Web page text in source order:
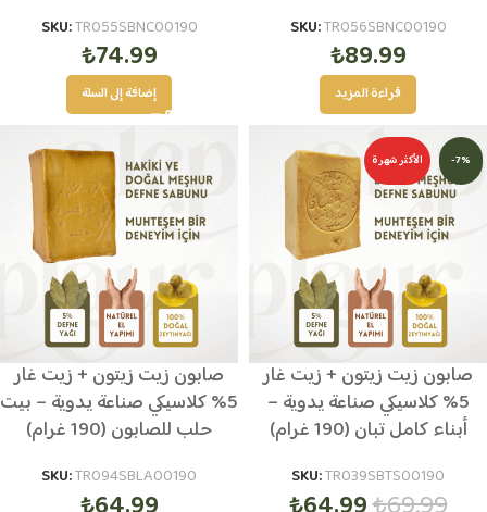
SKU:TR056SBNC00190
₺89.99
قراءة المزيد
SKU:TR055SBNC00190
₺74.99
إضافة إلى السلة
-7% الأكثر شهرة
صابون زيت زيتون + زيت غار
5% كلاسيكي صناعة يدوية –
أبناء كامل تبان (190 غرام)
SKU:TR039SBTS00190
صابون زيت زيتون + زيت غار
5% كلاسيكي صناعة يدوية – بيت
حلب للصابون (190 غرام)
SKU:TR094SBLA00190